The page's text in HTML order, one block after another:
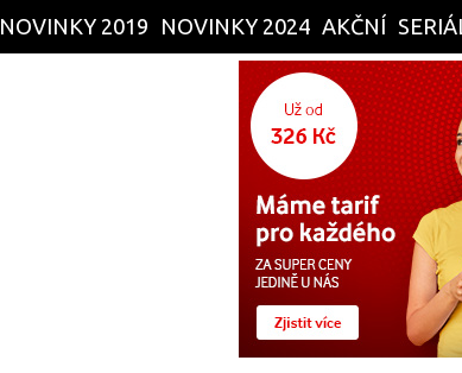
NOVINKY 2019 NOVINKY 2024 AKČNÍ